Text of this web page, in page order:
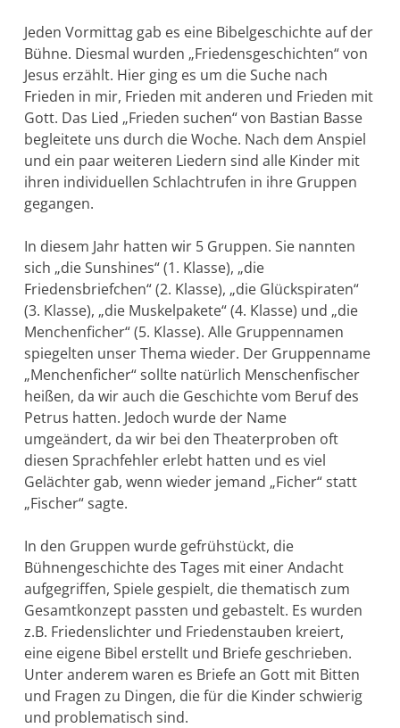
Jeden Vormittag gab es eine Bibelgeschichte auf der
Bühne. Diesmal wurden „Friedensgeschichten“ von
Jesus erzählt. Hier ging es um die Suche nach
Frieden in mir, Frieden mit anderen und Frieden mit
Gott. Das Lied „Frieden suchen“ von Bastian Basse
begleitete uns durch die Woche. Nach dem Anspiel
und ein paar weiteren Liedern sind alle Kinder mit
ihren individuellen Schlachtrufen in ihre Gruppen
gegangen.
In diesem Jahr hatten wir 5 Gruppen. Sie nannten
sich „die Sunshines“ (1. Klasse), „die
Friedensbriefchen“ (2. Klasse), „die Glückspiraten“
(3. Klasse), „die Muskelpakete“ (4. Klasse) und „die
Menchenficher“ (5. Klasse). Alle Gruppennamen
spiegelten unser Thema wieder. Der Gruppenname
„Menchenficher“ sollte natürlich Menschenfischer
heißen, da wir auch die Geschichte vom Beruf des
Petrus hatten. Jedoch wurde der Name
umgeändert, da wir bei den Theaterproben oft
diesen Sprachfehler erlebt hatten und es viel
Gelächter gab, wenn wieder jemand „Ficher“ statt
„Fischer“ sagte.
In den Gruppen wurde gefrühstückt, die
Bühnengeschichte des Tages mit einer Andacht
aufgegriffen, Spiele gespielt, die thematisch zum
Gesamtkonzept passten und gebastelt. Es wurden
z.B. Friedenslichter und Friedenstauben kreiert,
eine eigene Bibel erstellt und Briefe geschrieben.
Unter anderem waren es Briefe an Gott mit Bitten
und Fragen zu Dingen, die für die Kinder schwierig
und problematisch sind.